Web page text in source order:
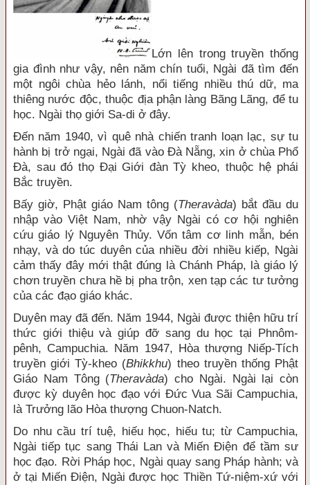
Lớn lên trong truyền thống
gia đình như vậy, nên năm chín tuổi, Ngài đã tìm đến
một ngôi chùa hẻo lánh, nổi tiếng nhiều thú dữ, ma
thiêng nước độc, thuộc địa phận làng Bãng Lãng, để tu
học. Ngài thọ giới Sa-di ở đây.
Đến năm 1940, vì quê nhà chiến tranh loạn lạc, sự tu
hành bị trở ngại, Ngài đã vào Đà Nẵng, xin ở chùa Phổ
Đà, sau đó thọ Đại Giới đàn Tỳ kheo, thuộc hệ phái
Bắc truyền.
Bấy giờ, Phật giáo Nam tông (Theravàda) bắt đầu du
nhập vào Việt Nam, nhờ vậy Ngài có cơ hội nghiên
cứu giáo lý Nguyên Thủy. Vốn tâm cơ linh mẫn, bén
nhạy, và do túc duyên của nhiều đời nhiều kiếp, Ngài
cảm thấy đây mới thật đúng là Chánh Pháp, là giáo lý
chơn truyền chưa hề bị pha trộn, xen tạp các tư tưởng
của các đạo giáo khác.
Duyên may đã đến. Năm 1944, Ngài được thiện hữu trí
thức giới thiệu và giúp đỡ sang du học tại Phnôm-
pênh, Campuchia. Năm 1947, Hòa thượng Niếp-Tích
truyền giới Tỳ-kheo (Bhikkhu) theo truyền thống Phật
Giáo Nam Tông (Theravàda) cho Ngài. Ngài lại còn
được kỳ duyên học đạo với Đức Vua Sãi Campuchia,
là Trưởng lão Hòa thượng Chuon-Natch.
Do nhu cầu trí tuệ, hiếu học, hiếu tu; từ Campuchia,
Ngài tiếp tục sang Thái Lan và Miến Điện để tầm sư
học đạo. Rời Pháp học, Ngài quay sang Pháp hành; và
ở tại Miến Điện, Ngài được học Thiền Tứ-niệm-xứ với